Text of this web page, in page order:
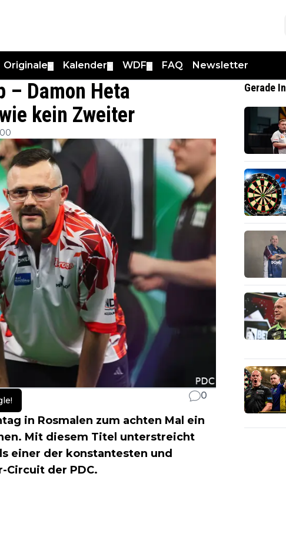
Originale Kalender WDF FAQ Newsletter
– Damon Heta
kein Zweiter
0
in Rosmalen zum achten Mal ein
Mit diesem Titel unterstreicht
einer der konstantesten und
Circuit der PDC.
Gerade In